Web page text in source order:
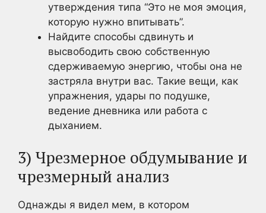
утверждения типа “Это не моя эмоция,
которую нужно впитывать”.
Найдите способы сдвинуть и
высвободить свою собственную
сдерживаемую энергию, чтобы она не
застряла внутри вас. Такие вещи, как
упражнения, удары по подушке,
ведение дневника или работа с
дыханием.
3) Чрезмерное обдумывание и
чрезмерный анализ
Однажды я видел мем, в котором